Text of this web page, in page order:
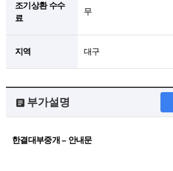
조기상환 수수
료
무
지역 대구
부가설명
한결대부중개 – 안내문